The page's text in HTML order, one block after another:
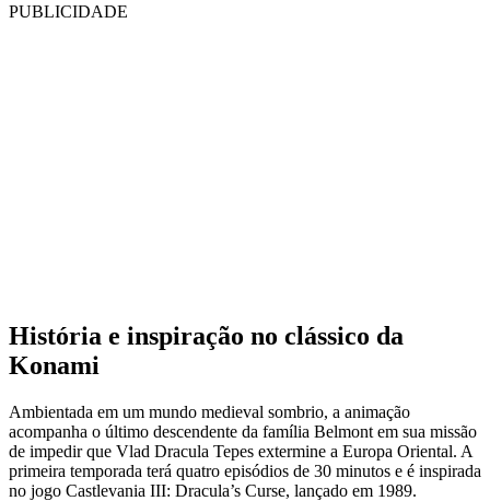
PUBLICIDADE
História e inspiração no clássico da
Konami
Ambientada em um mundo medieval sombrio, a animação
acompanha o último descendente da família Belmont em sua missão
de impedir que Vlad Dracula Tepes extermine a Europa Oriental. A
primeira temporada terá quatro episódios de 30 minutos e é inspirada
no jogo Castlevania III: Dracula’s Curse, lançado em 1989.